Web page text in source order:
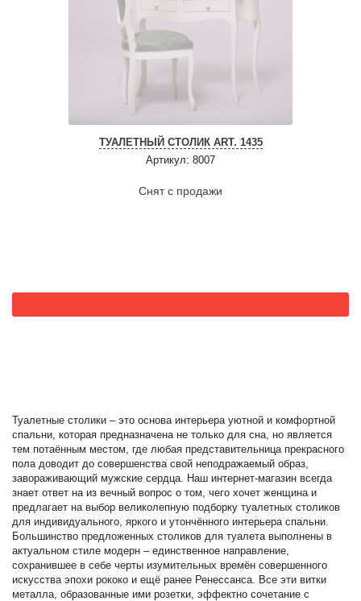
ТУАЛЕТНЫЙ СТОЛИК ART. 1435
Артикул: 8007
Снят с продажи
Туалетные столики – это основа интерьера уютной и комфортной
спальни, которая предназначена не только для сна, но является
тем потаённым местом, где любая представительница прекрасного
пола доводит до совершенства свой неподражаемый образ,
завораживающий мужские сердца. Наш интернет-магазин всегда
знает ответ на из вечный вопрос о том, чего хочет женщина и
предлагает на выбор великолепную подборку туалетных столиков
для индивидуального, яркого и утончённого интерьера спальни.
Большинство предложенных столиков для туалета выполнены в
актуальном стиле модерн – единственное направление,
сохранившее в себе черты изумительных времён совершенного
искусства эпохи рококо и ещё ранее Ренессанса. Все эти витки
металла, образованные ими розетки, эффектно сочетание с